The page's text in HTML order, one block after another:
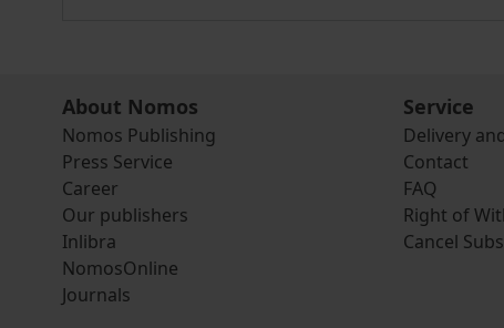
About Nomos
Nomos Publishing
Press Service
Career
Our publishers
Inlibra
NomosOnline
Journals
Service
Delivery
Contact
FAQ
Right of
Cancel